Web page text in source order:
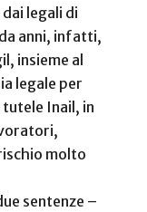
legali di
anni, infatti,
insieme al
legale per
Inail, in
molto
sentenze –